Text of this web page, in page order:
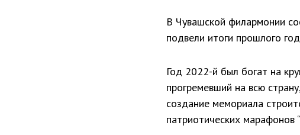
В Чувашской филармонии
подвели итоги прошлого
Год 2022-й был богат на
прогремевший на всю
создание мемориала
патриотических марафонов